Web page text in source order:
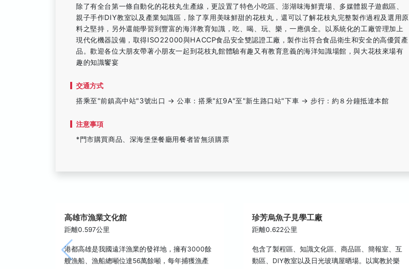
除了有全台第一條自動化的花枝丸生產線，更設置了特色小吃區、澎湖味海鮮賣場、多媒體親子遊戲區、
親子手作DIY教室以及產業知識區，除了享用美味鮮甜的花枝丸，還可以了解花枝丸完整製作過程及選用原
料之堅持，另外還能學習到豐富的海洋教育知識，吃、喝、玩、樂，一應俱全。以系統化的工廠管理加上
現代化機器設備，取得ISO22000與HACCP食品安全雙認證工廠，製作出符合食品衛生和安全的高優質產
品。歡迎各位大朋友帶著小朋友一起到花枝丸館體驗有趣又有教育意義的海洋知識場館，與大花枝來場有
趣的知識饗宴
交通方式
搭乘至"前鎮高中站"3號出口 → 公車：搭乘"紅9A"至"新生路口站"下車 → 步行：約８分鐘抵達本館
注意事項
*門市購買商品、深海堡堡餐廳用餐者皆無須購票
高雄市漁業文化館
距離0.597公里
港都高雄是我國遠洋漁業的發祥地，擁有3000餘
艘漁船、漁船總噸位達56萬餘噸，每年捕獲漁產
珍芳烏魚子見學工廠
距離0.622公里
包含了製程區、知識文化區、商品區、簡報室、互
動區、DIY教室以及日光玻璃屋晒場。以寓教於樂